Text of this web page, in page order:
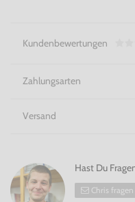
Kundenbewertungen
Zahlungsarten
Versand
Hast Du
Chris fragen